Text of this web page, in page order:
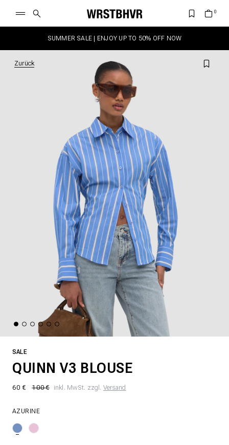
SUMMER SALE | ENJOY UP TO 50% OFF NOW
Zurück
SALE
QUINN V3 BLOUSE
60 € 100 € inkl. MwSt. zzgl. Versand
AZURINE